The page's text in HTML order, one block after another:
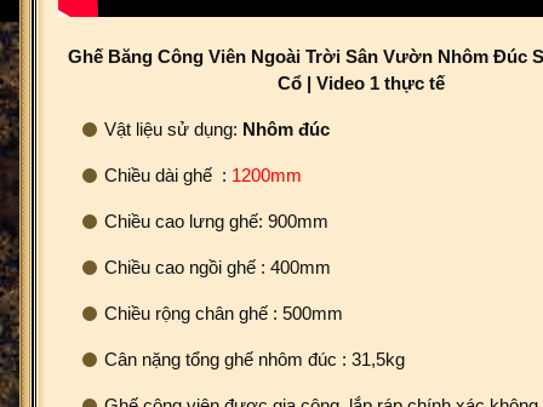
Ghế Băng Công Viên Ngoài Trời Sân Vườn Nhôm Đúc
Cổ | Video 1 thực tế
Vật liệu sử dụng: Nhôm đúc
Chiều dài ghế : 1200mm
Chiều cao lưng ghế: 900mm
Chiều cao ngồi ghế : 400mm
Chiều rộng chân ghế : 500mm
Cân nặng tổng ghế nhôm đúc : 31,5kg